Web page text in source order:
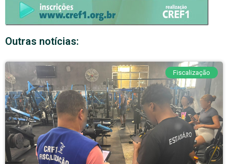
Outras notícias:
Fiscalização